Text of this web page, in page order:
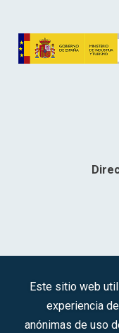
Sociedad Mercantil
Este sitio web
experiencia
anónimas de uso